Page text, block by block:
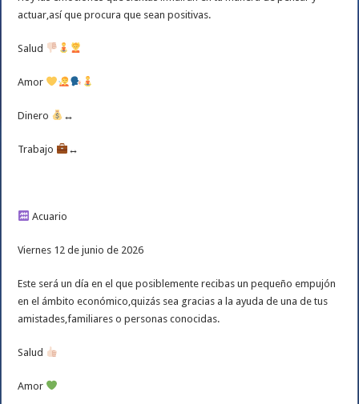
actuar,así que procura que sean positivas.
Salud
Amor
Dinero ↔️
Trabajo ↔️
Acuario
Viernes 12 de junio de 2026
Este será un día en el que posiblemente recibas un pequeño empujón
en el ámbito económico,quizás sea gracias a la ayuda de una de tus
amistades,familiares o personas conocidas.
Salud
Amor